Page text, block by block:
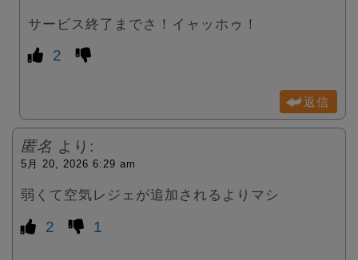
サービス終了までさ！イャッホゥ！
2
返信
匿名 より:
5月 20, 2026 6:29 am
弱くて空気レジェが追加されるよりマシ
2 1